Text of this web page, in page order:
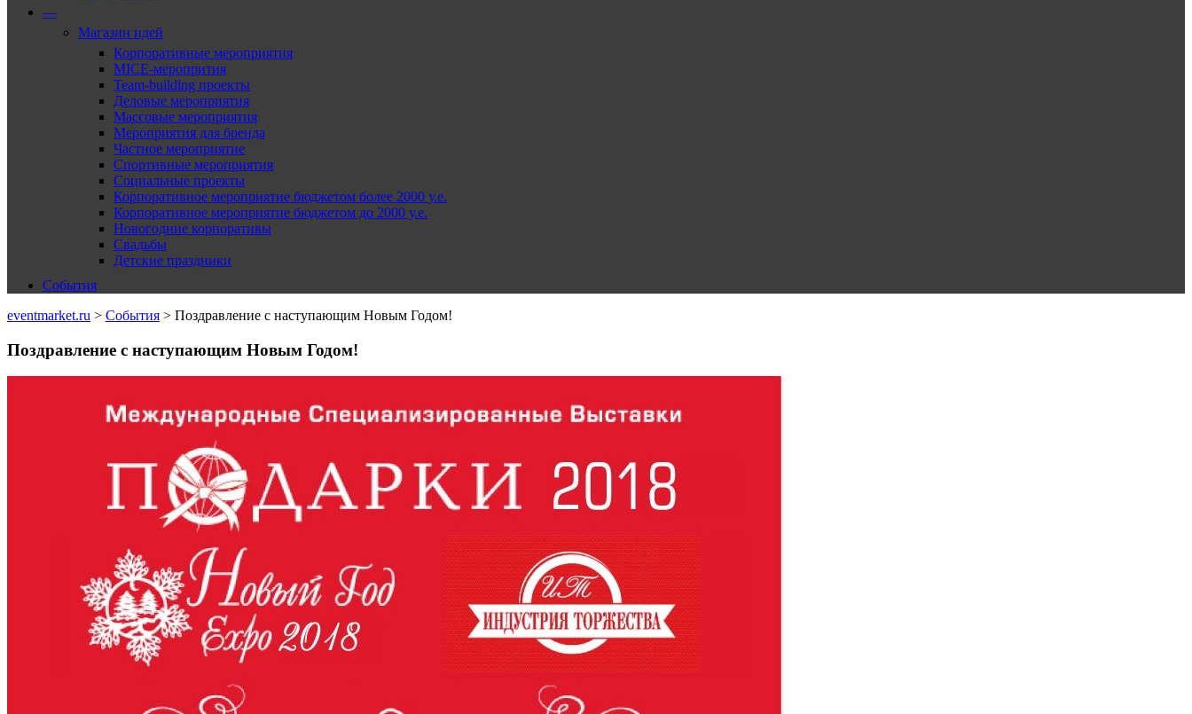
—
Магазин идей
Корпоративные мероприятия
MICE-меропрития
Team-building проекты
Деловые мероприятия
Массовые мероприятия
Мероприятия для бренда
Частное мероприятие
Спортивные мероприятия
Социальные проекты
Корпоративное мероприятие бюджетом более 2000 у.е.
Корпоративное мероприятие бюджетом до 2000 у.е.
Новогодние корпоративы
Свадьбы
Детские праздники
События
eventmarket.ru > События > Поздравление с наступающим Новым Годом!
Поздравление с наступающим Новым Годом!